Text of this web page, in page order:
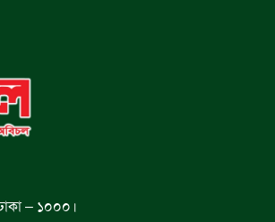
– ১০০০।